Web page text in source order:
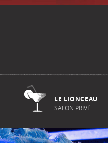
LE LIONCEAU
SALON PRIVÉ